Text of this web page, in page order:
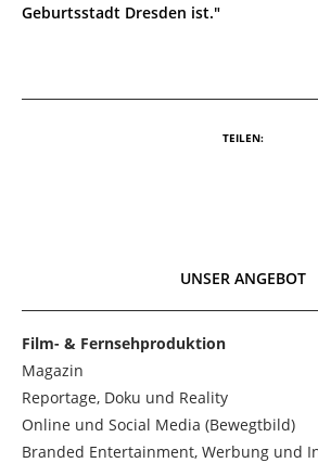
Geburtsstadt Dresden ist."
TEILEN:
UNSER ANGEBOT
Film- & Fernsehproduktion
Magazin
Reportage, Doku und Reality
Online und Social Media (Bewegtbild)
Branded Entertainment, Werbung und